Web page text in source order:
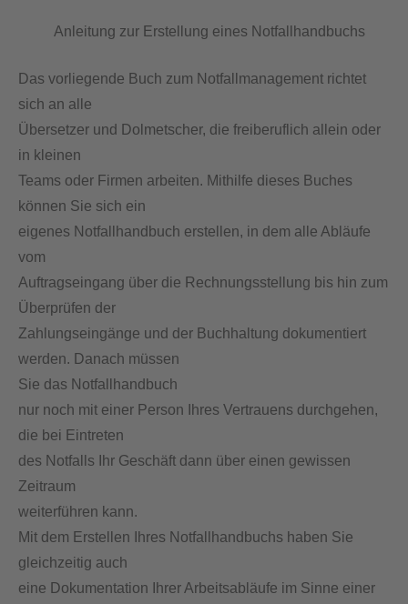
Anleitung zur Erstellung eines Notfallhandbuchs
Das vorliegende Buch zum Notfallmanagement richtet
sich an alle
Übersetzer und Dolmetscher, die freiberuflich allein oder
in kleinen
Teams oder Firmen arbeiten. Mithilfe dieses Buches
können Sie sich ein
eigenes Notfallhandbuch erstellen, in dem alle Abläufe
vom
Auftragseingang über die Rechnungsstellung bis hin zum
Überprüfen der
Zahlungseingänge und der Buchhaltung dokumentiert
werden. Danach müssen
Sie das Notfallhandbuch
nur noch mit einer Person Ihres Vertrauens durchgehen,
die bei Eintreten
des Notfalls Ihr Geschäft dann über einen gewissen
Zeitraum
weiterführen kann.
Mit dem Erstellen Ihres Notfallhandbuchs haben Sie
gleichzeitig auch
eine Dokumentation Ihrer Arbeitsabläufe im Sinne einer